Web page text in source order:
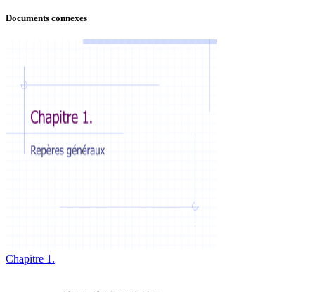
Documents connexes
Chapitre 1.